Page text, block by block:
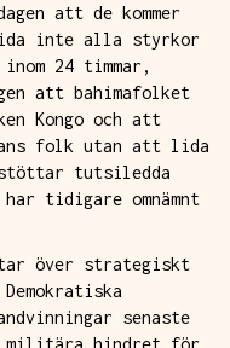
att de kommer
inte alla styrkor
24 timmar,
att bahimafolket
Kongo och att
folk utan att lida
stöttar tutsiledda
tidigare omnämnt
tar över strategiskt
senaste
militära hindret för